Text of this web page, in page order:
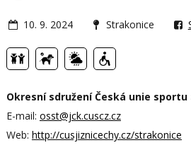
10. 9. 2024 Strakonice
Okresní sdružení Česká unie sportu
E-mail: osst@jck.cuscz.cz
Web: http://cusjiznicechy.cz/strakonice